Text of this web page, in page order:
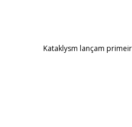
Kataklysm lançam